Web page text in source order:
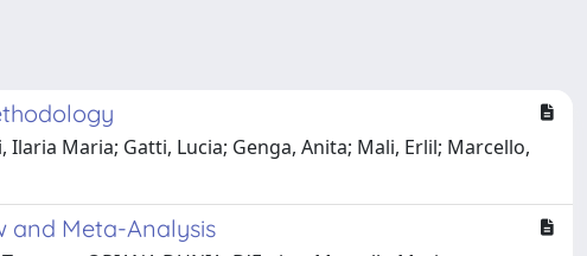
Maria; Gatti, Lucia; Genga, Anita; Mali, Erlil; Marcello,
and Meta-Analysis